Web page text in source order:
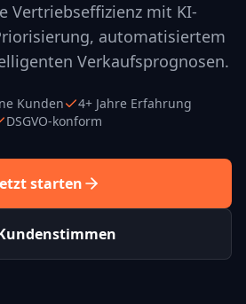
Vertriebseffizienz mit KI-
automatisiertem
Verkaufsprognosen.
Kunden
4+ Jahre Erfahrung
DSGVO-konform
starten